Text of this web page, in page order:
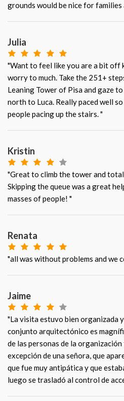
grounds would be nice for families
Julia
"Want to feel like you are a bit
worry to much. Take the 251+
Leaning Tower of Pisa and gaze
north to Luca. Really paced well
people pacing up the stairs. "
Kristin
"Great to climb the tower and
Skipping the queue was a great
masses of people! "
Renata
"all was without problems and we
Jaime
"La visita estuvo bien organizada
conjunto arquitectónico es
de las personas de la
excepción de una señora, que
que fue muy antipática y que
luego se trasladó al control de